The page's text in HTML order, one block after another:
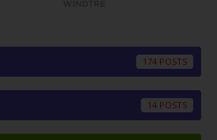
174
14